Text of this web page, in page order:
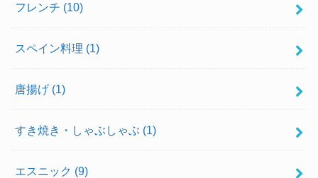
フレンチ (10)
スペイン料理 (1)
唐揚げ (1)
すき焼き・しゃぶしゃぶ (1)
エスニック (9)